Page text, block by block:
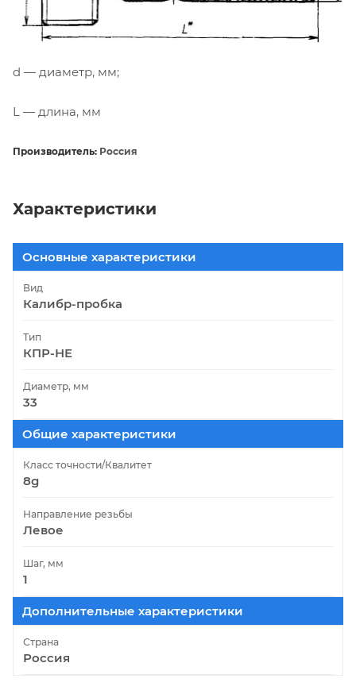
d — диаметр, мм;
L — длина, мм
Производитель: Россия
Характеристики
Основные характеристики
Вид
Калибр-пробка
Тип
КПР-НЕ
Диаметр, мм
33
Общие характеристики
Класс точности/Квалитет
8g
Направление резьбы
Левое
Шаг, мм
1
Дополнительные характеристики
Страна
Россия